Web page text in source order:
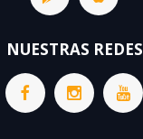
NUESTRAS REDES